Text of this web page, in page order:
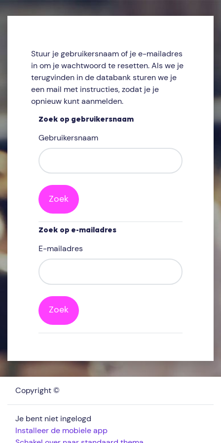
Ga naar hoofdinhoud
Stuur je gebruikersnaam of je e-mailadres
in om je wachtwoord te resetten. Als we je
terugvinden in de databank sturen we je
een mail met instructies, zodat je je
opnieuw kunt aanmelden.
Zoek op gebruikersnaam
Zoek op gebruikersnaam
Gebruikersnaam
Zoek op e-mailadres
Zoek op e-mailadres
E-mailadres
Copyright ©
Je bent niet ingelogd
Installeer de mobiele app